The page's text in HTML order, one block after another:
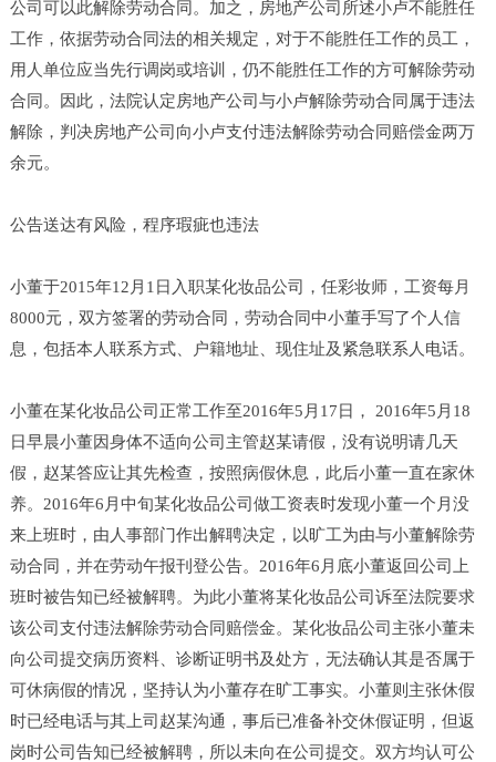
公司可以此解除劳动合同。加之，房地产公司所述小卢不能胜任
工作，依据劳动合同法的相关规定，对于不能胜任工作的员工，
用人单位应当先行调岗或培训，仍不能胜任工作的方可解除劳动
合同。因此，法院认定房地产公司与小卢解除劳动合同属于违法
解除，判决房地产公司向小卢支付违法解除劳动合同赔偿金两万
余元。
公告送达有风险，程序瑕疵也违法
小董于2015年12月1日入职某化妆品公司，任彩妆师，工资每月
8000元，双方签署的劳动合同，劳动合同中小董手写了个人信
息，包括本人联系方式、户籍地址、现住址及紧急联系人电话。
小董在某化妆品公司正常工作至2016年5月17日， 2016年5月18
日早晨小董因身体不适向公司主管赵某请假，没有说明请几天
假，赵某答应让其先检查，按照病假休息，此后小董一直在家休
养。2016年6月中旬某化妆品公司做工资表时发现小董一个月没
来上班时，由人事部门作出解聘决定，以旷工为由与小董解除劳
动合同，并在劳动午报刊登公告。2016年6月底小董返回公司上
班时被告知已经被解聘。为此小董将某化妆品公司诉至法院要求
该公司支付违法解除劳动合同赔偿金。某化妆品公司主张小董未
向公司提交病历资料、诊断证明书及处方，无法确认其是否属于
可休病假的情况，坚持认为小董存在旷工事实。小董则主张休假
时已经电话与其上司赵某沟通，事后已准备补交休假证明，但返
岗时公司告知已经被解聘，所以未向在公司提交。双方均认可公